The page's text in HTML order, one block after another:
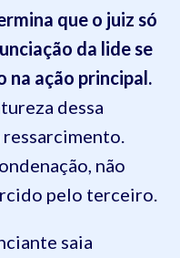
que o juiz só
da lide se
na ação principal.
dessa
não
pelo terceiro.
saia